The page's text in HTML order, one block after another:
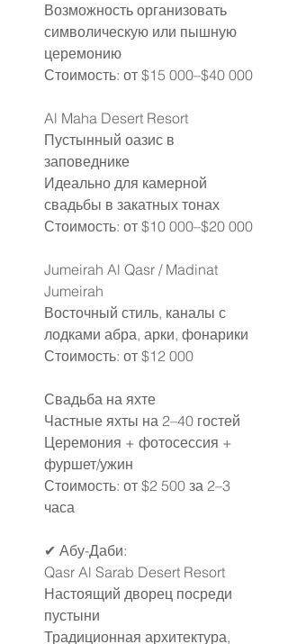
Возможность организовать
символическую или пышную
церемонию
Стоимость: от $15 000–$40 000
Al Maha Desert Resort
Пустынный оазис в
заповеднике
Идеально для камерной
свадьбы в закатных тонах
Стоимость: от $10 000–$20 000
Jumeirah Al Qasr / Madinat
Jumeirah
Восточный стиль, каналы с
лодками абра, арки, фонарики
Стоимость: от $12 000
Свадьба на яхте
Частные яхты на 2–40 гостей
Церемония + фотосессия +
фуршет/ужин
Стоимость: от $2 500 за 2–3
часа
✔ Абу-Даби:
Qasr Al Sarab Desert Resort
Настоящий дворец посреди
пустыни
Традиционная архитектура,